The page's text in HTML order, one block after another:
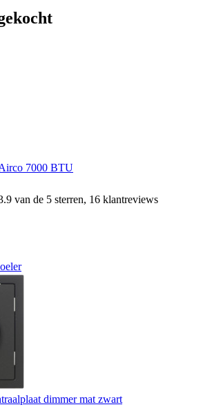
7000 BTU
van de 5 sterren, 16 klantreviews
dimmer mat zwart